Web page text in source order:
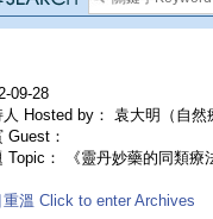
09-28
人 Hosted by： 袁大明（自然
Guest：
Topic： 《靈丹妙藥的同類
重溫 Click to enter Archives